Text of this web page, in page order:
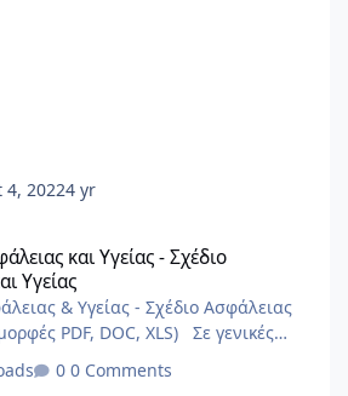
4, 20224 yr
και Υγείας - Σχέδιο
Υγείας
& Υγείας - Σχέδιο Ασφάλειας
PDF, DOC, XLS) Σε γενικές
πολύ γενικά και ενδεχόμεναι
σημαντικό φάσμα έργων.
0 Comments